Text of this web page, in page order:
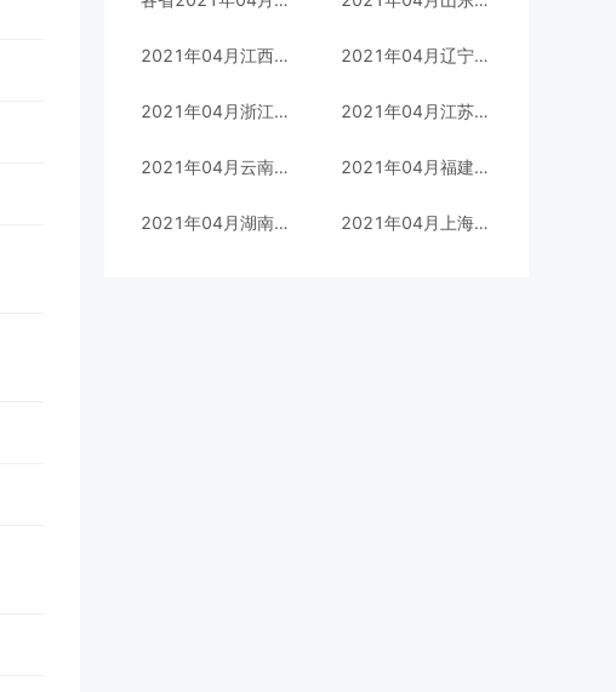
2021年04月江西自考法律实务(专科)专业考试科目(680503) 2021年04月辽宁自考英语(专科)专业考试科目(970202)
2021年04月浙江自考工商企业管理(本科)专业考试科目(1020202) 2021年04月江苏自考行政管理(专科)专业考试科目(A1030301)
2021年04月云南自考计算机科学与技术(本科)专业考试科目(08090100) 2021年04月福建自考市场营销(本科)专业考试科目(120202)
2021年04月湖南自考公共关系(本科)专业考试科目(B050309) 2021年04月上海自考会展策划与管理(专科)专业考试科目(640301)